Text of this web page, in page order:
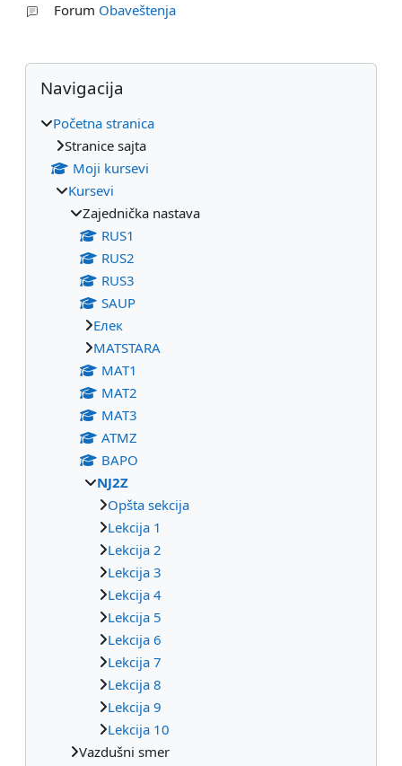
Forum Obaveštenja
Blokovi
Preskoči Navigacija
Navigacija
Početna stranica
Stranice sajta
Moji kursevi
Kursevi
Zajednička nastava
RUS1
RUS2
RUS3
SAUP
Eлек
МАТSTARA
МАТ1
МАТ2
МАТ3
ATMZ
BAPO
NJ2Z
Opšta sekcija
Lekcija 1
Lekcija 2
Lekcija 3
Lekcija 4
Lekcija 5
Lekcija 6
Lekcija 7
Lekcija 8
Lekcija 9
Lekcija 10
Vazdušni smer